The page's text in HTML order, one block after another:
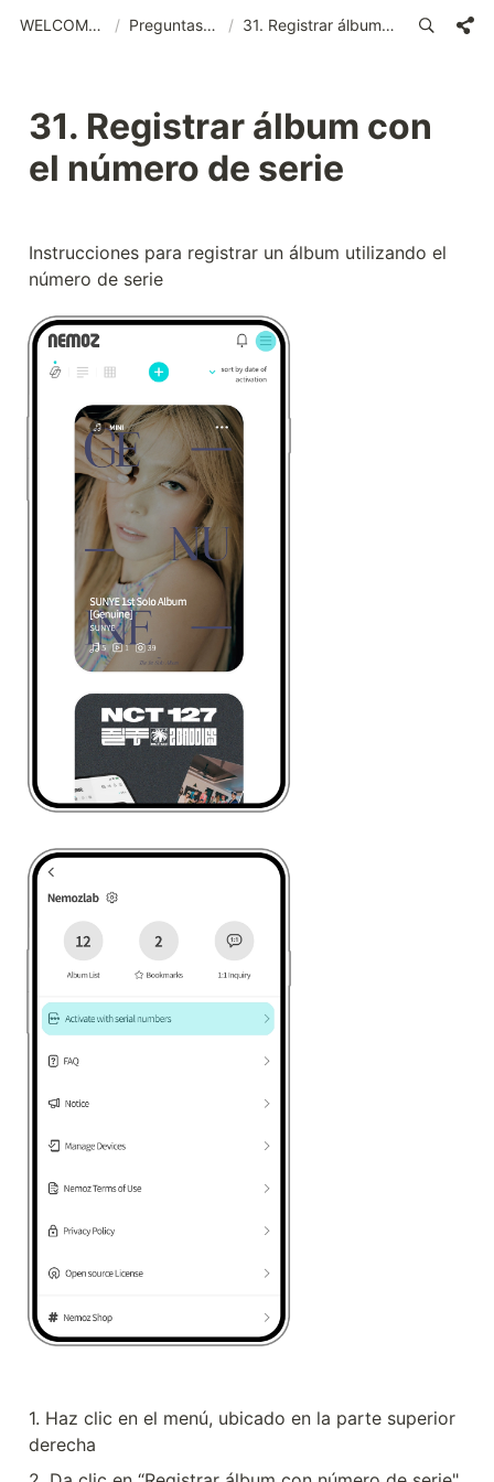
WELCOME (SPA)_old / Preguntas frecuentes / 31. Registrar álbum con el número de serie
31. Registrar álbum con
el número de serie
Instrucciones para registrar un álbum utilizando el
número de serie
1. Haz clic en el menú, ubicado en la parte superior
derecha